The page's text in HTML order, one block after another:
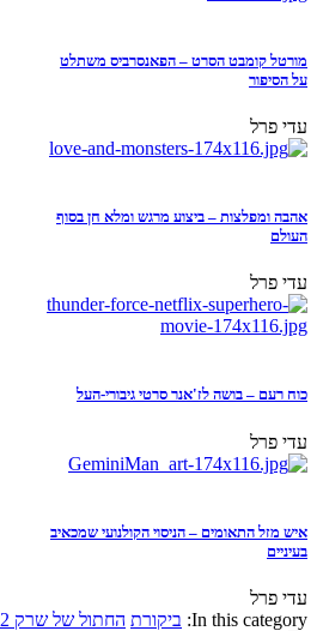
מורטל קומבט הסרט – הפאנסרביס משתלט
על הסיפור
עדי פרל
אהבה ומפלצות – ביצוע מרגש ומלא חן בסוף
העולם
עדי פרל
כוח רעם – בושה לז'אנר סרטי גיבורי-העל
עדי פרל
איש מזל התאומים – הניסוי הקולנועי שמכאיב
בעיניים
עדי פרל
In this category: ביקורת החתול של שרק 2: משאלה אחת ודי